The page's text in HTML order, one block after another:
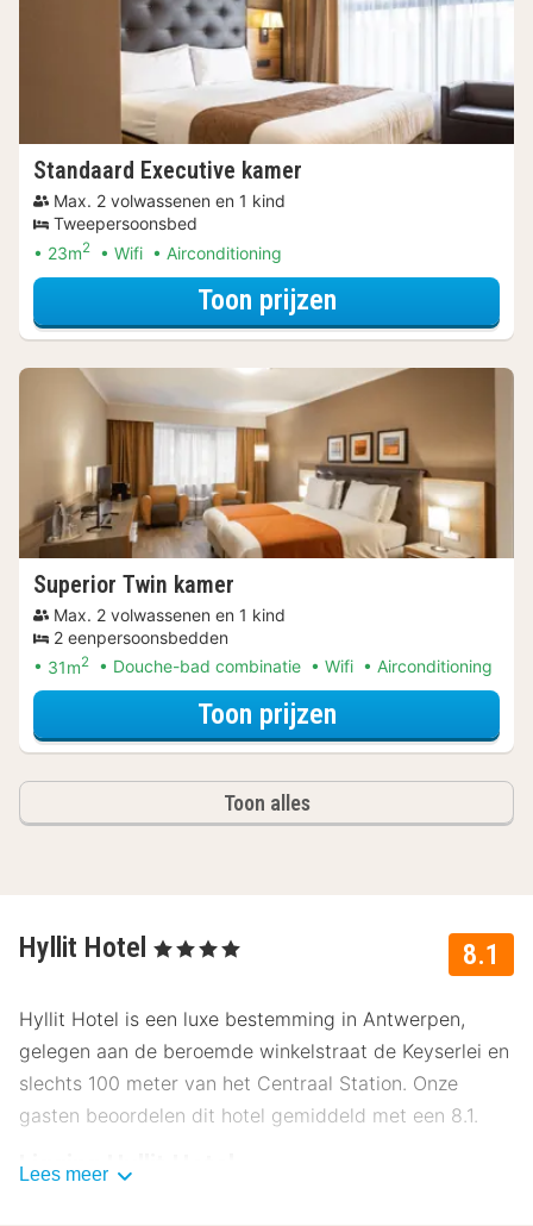
Standaard Executive kamer
Max. 2 volwassenen en 1 kind
Tweepersoonsbed
23m2 Wifi Airconditioning
Toon prijzenvoor Later
Superior Twin kamer
Max. 2 volwassenen en 1 kind
2 eenpersoonsbedden
31m2 Douche-bad combinatie Wifi Airconditioning
Toon prijzenvoor Superior
Toon alles
8.1
Hyllit Hotel , 4 Sterren
Hyllit Hotel is een luxe bestemming in Antwerpen,
gelegen aan de beroemde winkelstraat de Keyserlei en
slechts 100 meter van het Centraal Station. Onze
gasten beoordelen dit hotel gemiddeld met een 8.1.
Ligging Hyllit Hotel
Lees meer